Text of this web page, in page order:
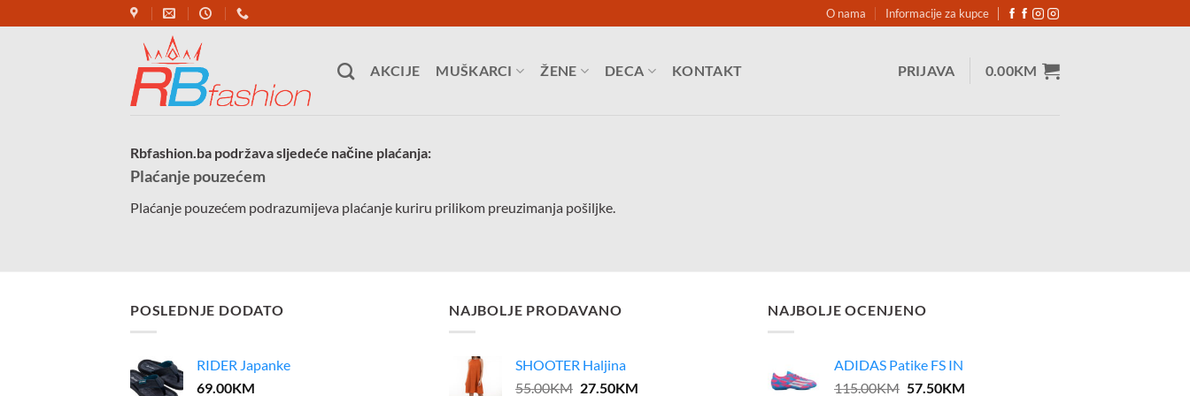
to
O nama Informacije za kupce
AKCIJE MUŠKARCI ŽENE DECA KONTAKT PRIJAVA 0.00KM
Rbfashion.ba podržava sljedeće načine plaćanja:
Plaćanje pouzećem
Plaćanje pouzećem podrazumijeva plaćanje kuriru prilikom preuzimanja pošiljke.
POSLEDNJE DODATO
RIDER Japanke
69.00KM
NAJBOLJE PRODAVANO
SHOOTER Haljina
55.00KM Original
27.50KMCurrent
NAJBOLJE OCENJENO
ADIDAS Patike FS IN
115.00KM Original
57.50KMCurrent